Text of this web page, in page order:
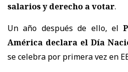
salarios y derecho a votar.
Un año después de ello, el
América declara el Día
se celebra por primera vez en